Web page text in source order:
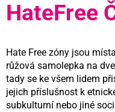
HateFree
Hate Free zóny jsou
růžová samolepka na
tady se ke všem lidem
jejich příslušnost k
subkulturní nebo jiné